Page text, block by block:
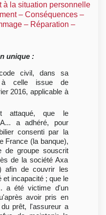
à la situation personnelle
– Conséquences –
– Réparation –
unique :
civil, dans sa
à celle issue de
2016, applicable à
attaqué, que le
a adhéré, pour
consenti par la
France (la banque),
de groupe souscrit
de la société Axa
afin de couvrir les
et incapacité ; que le
a été victime d'un
avoir pris en
prêt, l'assureur a